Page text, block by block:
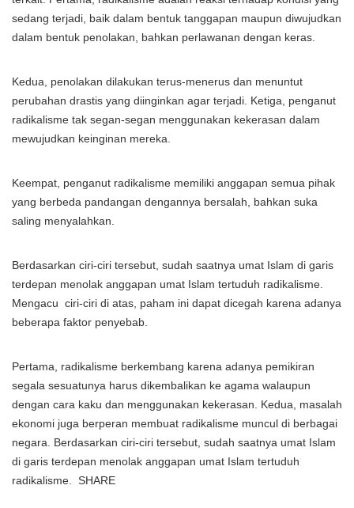
sedang terjadi, baik dalam bentuk tanggapan maupun diwujudkan
dalam bentuk penolakan, bahkan perlawanan dengan keras.
Kedua, penolakan dilakukan terus-menerus dan menuntut
perubahan drastis yang diinginkan agar terjadi. Ketiga, penganut
radikalisme tak segan-segan menggunakan kekerasan dalam
mewujudkan keinginan mereka.
Keempat, penganut radikalisme memiliki anggapan semua pihak
yang berbeda pandangan dengannya bersalah, bahkan suka
saling menyalahkan.
Berdasarkan ciri-ciri tersebut, sudah saatnya umat Islam di garis
terdepan menolak anggapan umat Islam tertuduh radikalisme.
Mengacu ciri-ciri di atas, paham ini dapat dicegah karena adanya
beberapa faktor penyebab.
Pertama, radikalisme berkembang karena adanya pemikiran
segala sesuatunya harus dikembalikan ke agama walaupun
dengan cara kaku dan menggunakan kekerasan. Kedua, masalah
ekonomi juga berperan membuat radikalisme muncul di berbagai
negara. Berdasarkan ciri-ciri tersebut, sudah saatnya umat Islam
di garis terdepan menolak anggapan umat Islam tertuduh
radikalisme. SHARE